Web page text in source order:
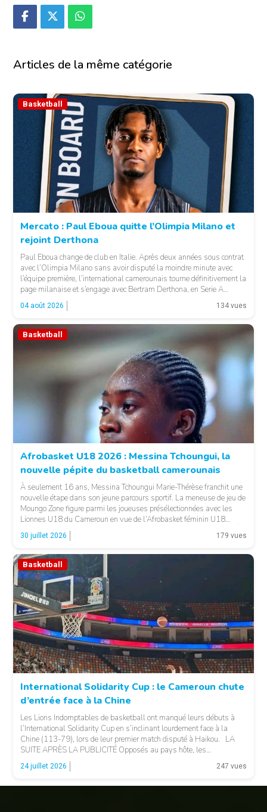
Articles de la même catégorie
© Basket 237
Basketball
Mercato : Paul Eboua quitte l’Olimpia Milano et
rejoint Derthona
Paul Eboua change de club en Italie. Après deux années sous contrat
avec l’Olimpia Milano sans avoir disputé la moindre minute avec
l’équipe première, l’international camerounais tourne définitivement la
page milanaise et s’engage avec Bertram Derthona, en Serie A
italienne. LA SUITE APRÈS LA PUBLICITÉ Arrivé à Milan en 2024
pour un contrat de […]
04 août 2026 134 vues
© 237lions.com
Basketball
Afrobasket U18 2026 : Messina Tchoungui, la
nouvelle pépite du basketball camerounais
À seulement 16 ans, Messina Tchoungui Marie-Thérèse franchit une
nouvelle étape dans son jeune parcours sportif. La meneuse de jeu de
Moungo Zone figure parmi les joueuses présélectionnées avec les
Lionnes U18 du Cameroun en vue de l’Afrobasket féminin U18
2026, qui se déroulera à Abidjan, en Côte d’Ivoire. LA SUITE APRÈS
LA PUBLICITÉ […]
30 juillet 2026 179 vues
© 237lions.com
Basketball
International Solidarity Cup : le Cameroun chute
d’entrée face à la Chine
Les Lions Indomptables de basketball ont manqué leurs débuts à
l’International Solidarity Cup en s’inclinant lourdement face à la
Chine (113-79), lors de leur premier match disputé à Haikou. LA
SUITE APRÈS LA PUBLICITÉ Opposés au pays hôte, les
Camerounais ont rapidement été mis en difficulté par l’adresse
offensive et l’intensité des Chinois, qui […]
24 juillet 2026 247 vues